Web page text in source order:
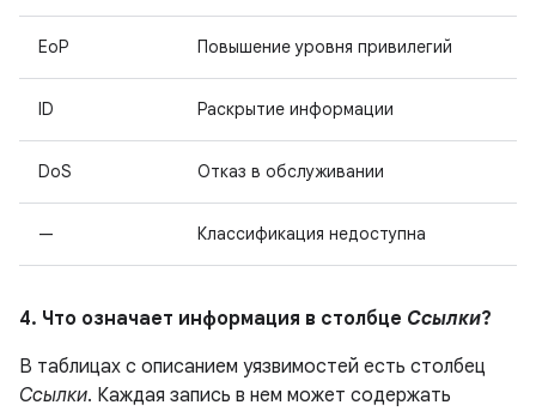
EoP Повышение уровня привилегий
ID Раскрытие информации
DoS Отказ в обслуживании
— Классификация недоступна
4. Что означает информация в столбце Ссылки?
В таблицах с описанием уязвимостей есть столбец
Ссылки. Каждая запись в нем может содержать